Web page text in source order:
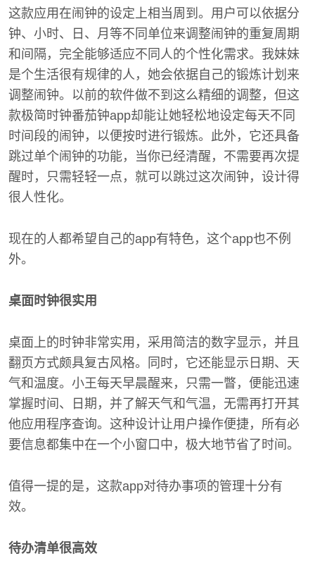
这款应用在闹钟的设定上相当周到。用户可以依据分
钟、小时、日、月等不同单位来调整闹钟的重复周期
和间隔，完全能够适应不同人的个性化需求。我妹妹
是个生活很有规律的人，她会依据自己的锻炼计划来
调整闹钟。以前的软件做不到这么精细的调整，但这
款极简时钟番茄钟app却能让她轻松地设定每天不同
时间段的闹钟，以便按时进行锻炼。此外，它还具备
跳过单个闹钟的功能，当你已经清醒，不需要再次提
醒时，只需轻轻一点，就可以跳过这次闹钟，设计得
很人性化。
现在的人都希望自己的app有特色，这个app也不例
外。
桌面时钟很实用
桌面上的时钟非常实用，采用简洁的数字显示，并且
翻页方式颇具复古风格。同时，它还能显示日期、天
气和温度。小王每天早晨醒来，只需一瞥，便能迅速
掌握时间、日期，并了解天气和气温，无需再打开其
他应用程序查询。这种设计让用户操作便捷，所有必
要信息都集中在一个小窗口中，极大地节省了时间。
值得一提的是，这款app对待办事项的管理十分有
效。
待办清单很高效